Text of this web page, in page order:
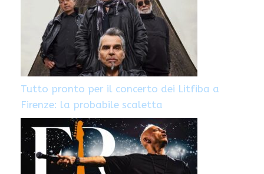
Tutto pronto per il concerto dei Litfiba a
Firenze: la probabile scaletta